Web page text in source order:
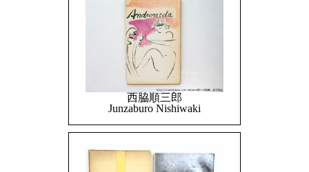
西脇順三郎
Junzaburo Nishiwaki